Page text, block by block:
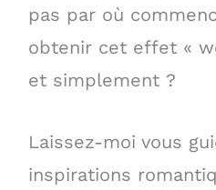
pas par où
obtenir cet effet «
et simplement ?
Laissez-moi vous
inspirations